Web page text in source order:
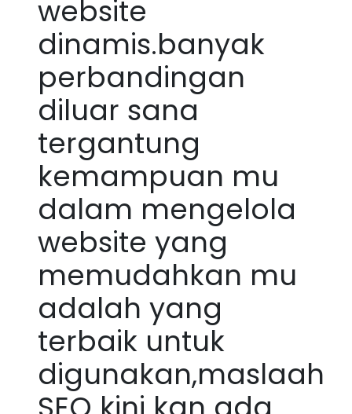
website
dinamis.banyak
perbandingan
diluar sana
tergantung
kemampuan mu
dalam mengelola
website yang
memudahkan mu
adalah yang
terbaik untuk
digunakan,maslaah